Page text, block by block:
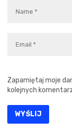
Zapamiętaj moje
kolejnych